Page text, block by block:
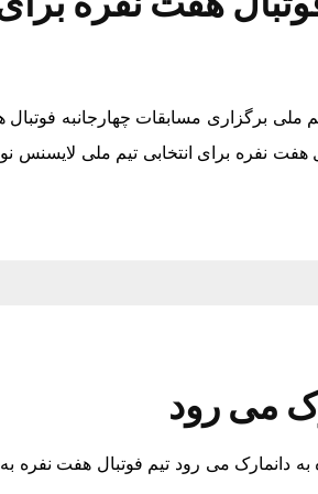
ملی برگزاری مسابقات چهارجانبه
می رود
دانمارک می رود تیم فوتبال هفت نفره به